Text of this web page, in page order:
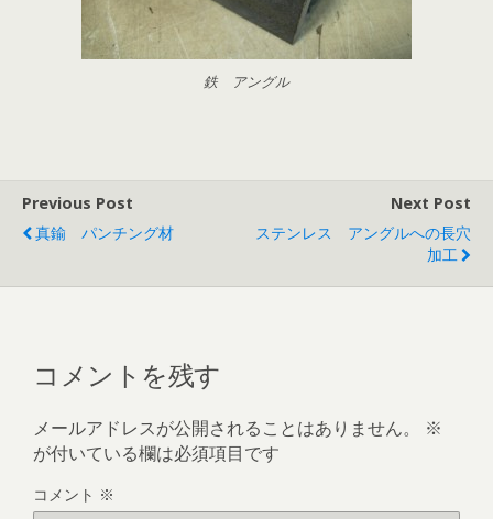
鉄 アングル
Previous Post
真鍮 パンチング材
Next Post
ステンレス アングルへの長穴
加工
コメントを残す
メールアドレスが公開されることはありません。
※
が付いている欄は必須項目です
コメント ※